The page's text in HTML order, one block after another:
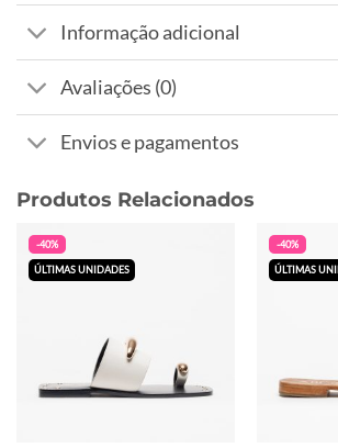
Informação adicional
Avaliações (0)
Envios e pagamentos
Produtos Relacionados
-40%
ÚLTIMAS UNIDADES
-40%
ÚLTIMAS